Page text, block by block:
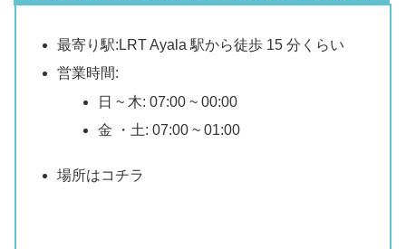
最寄り駅:LRT Ayala 駅から徒歩 15 分くらい
営業時間:
日 ~ 木: 07:00 ~ 00:00
金 ・土: 07:00 ~ 01:00
場所はコチラ